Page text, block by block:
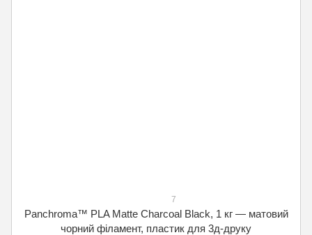
7
Panchroma™ PLA Matte Charcoal Black, 1 кг — матовий
чорний філамент, пластик для 3д-друку